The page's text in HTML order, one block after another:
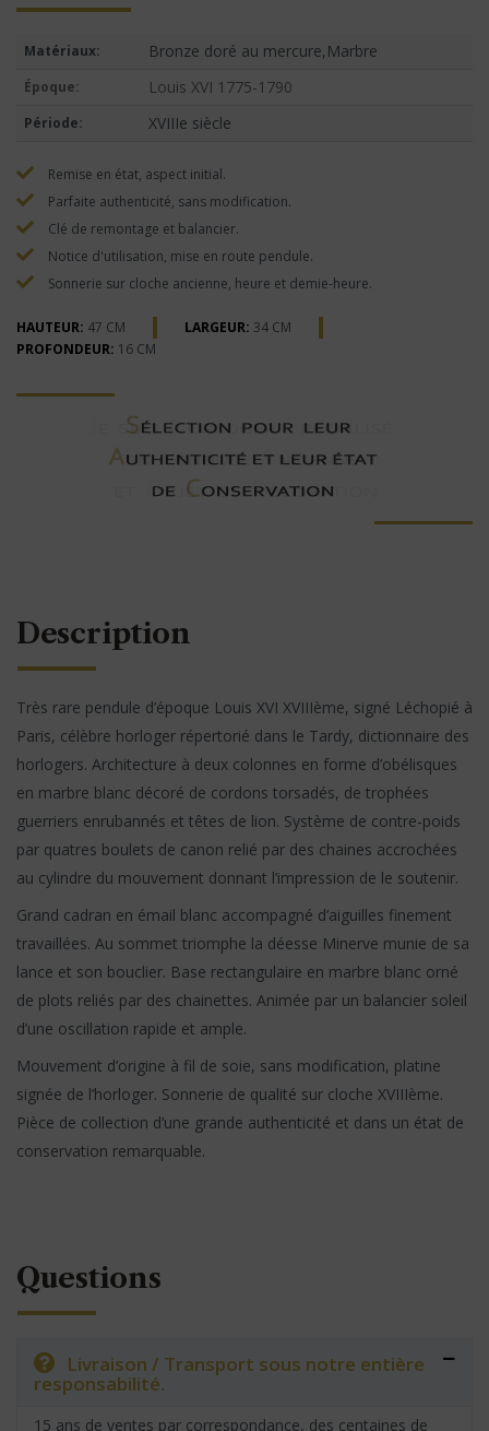
Matériaux: Bronze doré au mercure,Marbre
Époque: Louis XVI 1775-1790
Période: XVIIIe siècle
Remise en état, aspect initial.
Parfaite authenticité, sans modification.
Clé de remontage et balancier.
Notice d'utilisation, mise en route pendule.
Sonnerie sur cloche ancienne, heure et demie-heure.
HAUTEUR: 47 CM LARGEUR: 34 CM
PROFONDEUR: 16 CM
Description
Très rare pendule d’époque Louis XVI XVIIIème, signé Léchopié à
Paris, célèbre horloger répertorié dans le Tardy, dictionnaire des
horlogers. Architecture à deux colonnes en forme d’obélisques
en marbre blanc décoré de cordons torsadés, de trophées
guerriers enrubannés et têtes de lion. Système de contre-poids
par quatres boulets de canon relié par des chaines accrochées
au cylindre du mouvement donnant l’impression de le soutenir.
Grand cadran en émail blanc accompagné d’aiguilles finement
travaillées. Au sommet triomphe la déesse Minerve munie de sa
lance et son bouclier. Base rectangulaire en marbre blanc orné
de plots reliés par des chainettes. Animée par un balancier soleil
d’une oscillation rapide et ample.
Mouvement d’origine à fil de soie, sans modification, platine
signée de l’horloger. Sonnerie de qualité sur cloche XVIIIème.
Pièce de collection d’une grande authenticité et dans un état de
conservation remarquable.
Questions
Livraison / Transport sous notre entière
responsabilité.
15 ans de ventes par correspondance, des centaines de